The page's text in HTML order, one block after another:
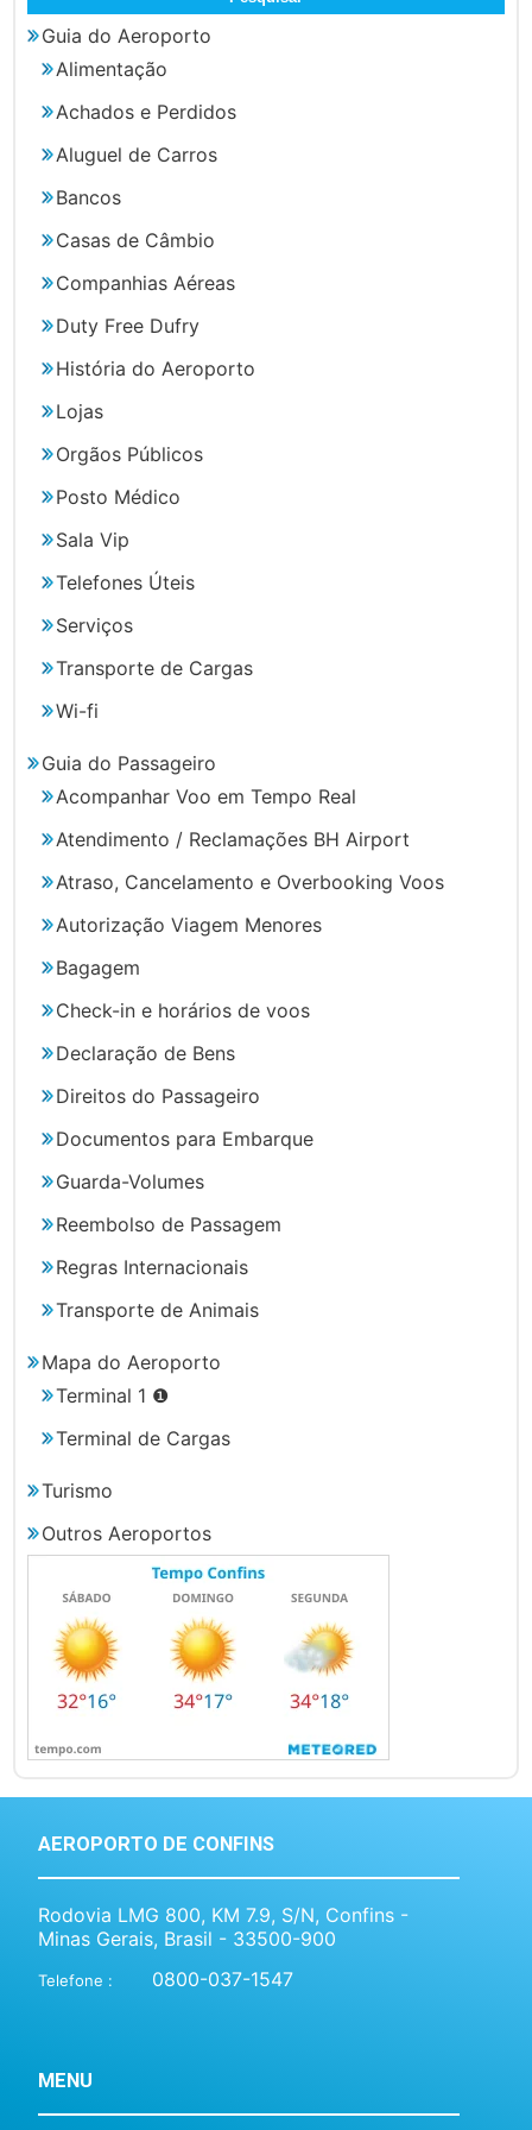
Guia do Aeroporto
Alimentação
Achados e Perdidos
Aluguel de Carros
Bancos
Casas de Câmbio
Companhias Aéreas
Duty Free Dufry
História do Aeroporto
Lojas
Orgãos Públicos
Posto Médico
Sala Vip
Telefones Úteis
Serviços
Transporte de Cargas
Wi-fi
Guia do Passageiro
Acompanhar Voo em Tempo Real
Atendimento / Reclamações BH Airport
Atraso, Cancelamento e Overbooking Voos
Autorização Viagem Menores
Bagagem
Check-in e horários de voos
Declaração de Bens
Direitos do Passageiro
Documentos para Embarque
Guarda-Volumes
Reembolso de Passagem
Regras Internacionais
Transporte de Animais
Mapa do Aeroporto
Terminal 1 ❶
Terminal de Cargas
Turismo
Outros Aeroportos
AEROPORTO DE CONFINS
Rodovia LMG 800, KM 7.9, S/N, Confins -
Minas Gerais, Brasil - 33500-900
Telefone : 0800-037-1547
MENU